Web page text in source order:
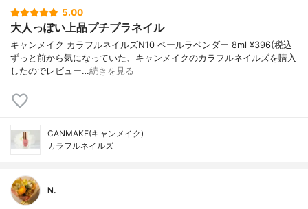
5.00
大人っぽい上品プチプラネイル
キャンメイク カラフルネイルズN10 ペールラベンダー 8ml ¥396(税込
ずっと前から気になっていた、キャンメイクのカラフルネイルズを購入
したのでレビュー…続きを見る
CANMAKE(キャンメイク)
カラフルネイルズ
N.